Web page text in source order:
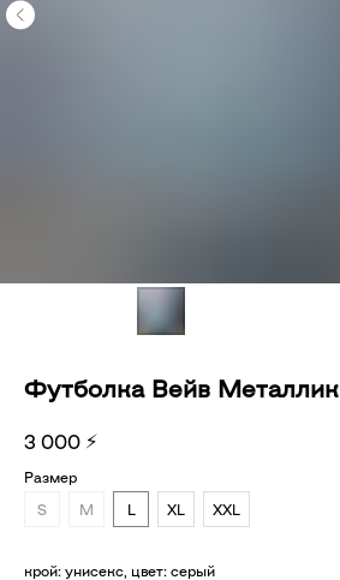
Футболка Вейв Металлик
3 000 ⚡
Размер
S
M L XL XXL
крой: унисекс, цвет: серый